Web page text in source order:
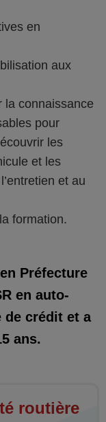
en
aux
la connaissance
pour
les
et les
et au
formation.
Préfecture
en auto-
de crédit et a
ans.
routière